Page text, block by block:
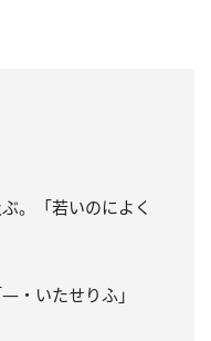
。「若いのによく
・いたせりふ」